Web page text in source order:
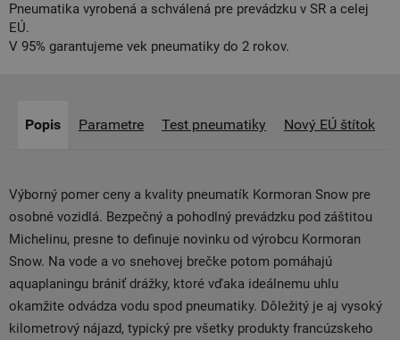
Pneumatika vyrobená a schválená pre prevádzku v SR a celej
EÚ.
V 95% garantujeme vek pneumatiky do 2 rokov.
Popis Parametre Test pneumatiky Nový EÚ štítok
Výborný pomer ceny a kvality pneumatík Kormoran Snow pre
osobné vozidlá. Bezpečný a pohodlný prevádzku pod záštitou
Michelinu, presne to definuje novinku od výrobcu Kormoran
Snow. Na vode a vo snehovej brečke potom pomáhajú
aquaplaningu brániť drážky, ktoré vďaka ideálnemu uhlu
okamžite odvádza vodu spod pneumatiky. Dôležitý je aj vysoký
kilometrový nájazd, typický pre všetky produkty francúzskeho